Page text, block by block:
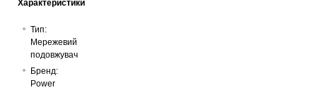
Характеристики
Тип:
Мережевий
подовжувач
Бренд:
Power